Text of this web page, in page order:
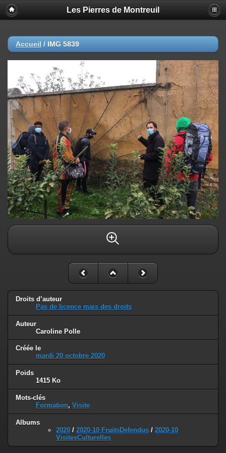
Les Pierres de Montreuil
Accueil / IMG 5839
Droits d’auteur
Pas de licence mais des droits
Auteur
Caroline Polle
Créée le
mardi 20 octobre 2020
Poids
1415 Ko
Mots-clés
Formation, Visite
Albums
2020 / 2020-10 FruitsDefendus / 2020-10
VisitesCulturelles